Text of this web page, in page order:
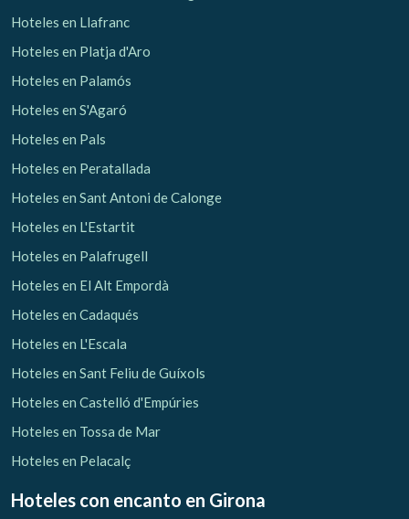
Hoteles en Llafranc
Hoteles en Platja d'Aro
Hoteles en Palamós
Hoteles en S'Agaró
Hoteles en Pals
Hoteles en Peratallada
Hoteles en Sant Antoni de Calonge
Hoteles en L'Estartit
Hoteles en Palafrugell
Hoteles en El Alt Empordà
Hoteles en Cadaqués
Hoteles en L'Escala
Hoteles en Sant Feliu de Guíxols
Hoteles en Castelló d'Empúries
Hoteles en Tossa de Mar
Hoteles en Pelacalç
Hoteles con encanto en Girona